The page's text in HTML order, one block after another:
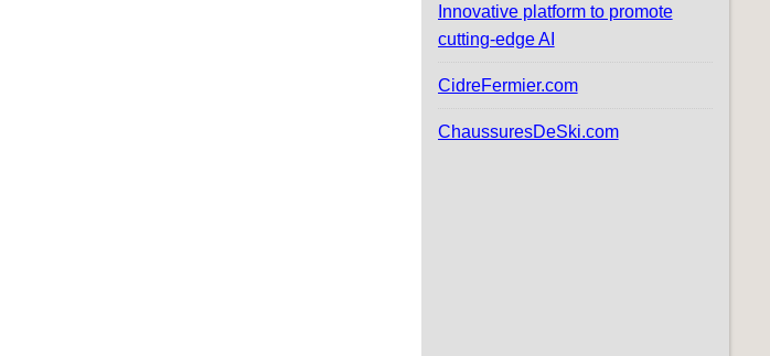
Innovative platform to promote
cutting-edge AI
CidreFermier.com
ChaussuresDeSki.com